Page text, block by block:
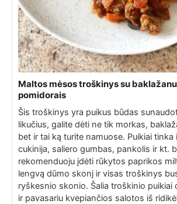
Maltos mėsos troškinys su
pomidorais
Šis troškinys yra puikus būdas
likučius, galite dėti ne tik morkas,
bet ir tai ką turite namuose. Puikiai tinka
cukinija, saliero gumbas, pankolis ir kt.
rekomenduoju įdėti rūkytos paprikos
lengvą dūmo skonį ir visas troškinys
ryškesnio skonio. Šalia troškinio puikiai
ir pavasariu kvepiančios salotos iš